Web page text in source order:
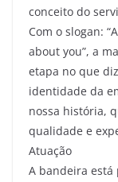
conceito do
Com o slogan:
about you”, a
etapa no que
identidade da
nossa história,
qualidade e
Atuação
A bandeira está